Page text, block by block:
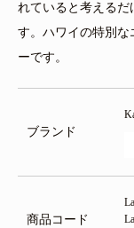
れていると考えるだ
す。ハワイの特別な
ーです。
ブランド
商品コード